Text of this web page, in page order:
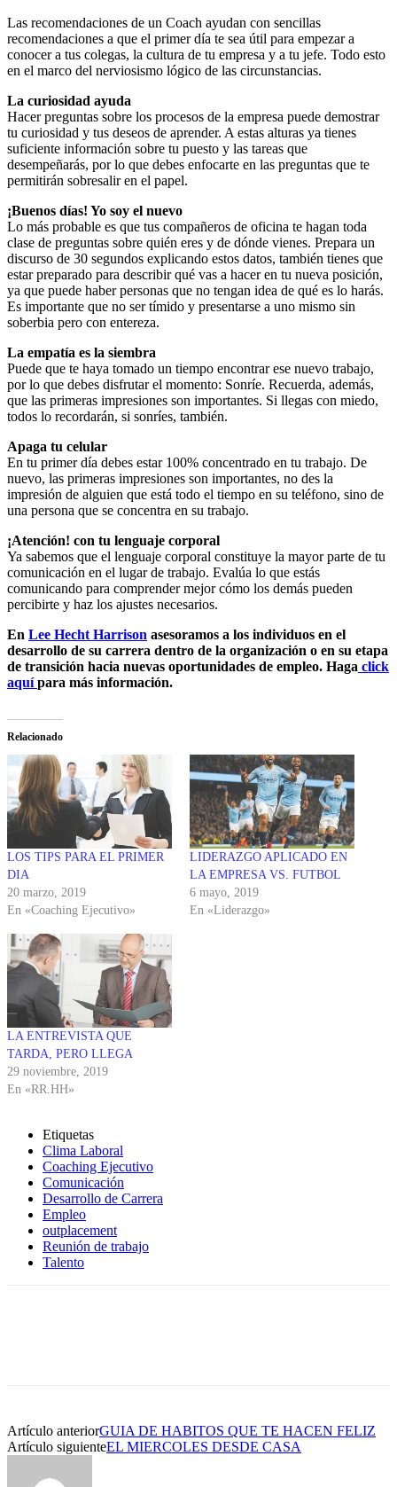
Las recomendaciones de un Coach ayudan con sencillas
recomendaciones a que el primer día te sea útil para empezar a
conocer a tus colegas, la cultura de tu empresa y a tu jefe. Todo esto
en el marco del nerviosismo lógico de las circunstancias.
La curiosidad ayuda
Hacer preguntas sobre los procesos de la empresa puede demostrar
tu curiosidad y tus deseos de aprender. A estas alturas ya tienes
suficiente información sobre tu puesto y las tareas que
desempeñarás, por lo que debes enfocarte en las preguntas que te
permitirán sobresalir en el papel.
¡Buenos días! Yo soy el nuevo
Lo más probable es que tus compañeros de oficina te hagan toda
clase de preguntas sobre quién eres y de dónde vienes. Prepara un
discurso de 30 segundos explicando estos datos, también tienes que
estar preparado para describir qué vas a hacer en tu nueva posición,
ya que puede haber personas que no tengan idea de qué es lo harás.
Es importante que no ser tímido y presentarse a uno mismo sin
soberbia pero con entereza.
La empatía es la siembra
Puede que te haya tomado un tiempo encontrar ese nuevo trabajo,
por lo que debes disfrutar el momento: Sonríe. Recuerda, además,
que las primeras impresiones son importantes. Si llegas con miedo,
todos lo recordarán, si sonríes, también.
Apaga tu celular
En tu primer día debes estar 100% concentrado en tu trabajo. De
nuevo, las primeras impresiones son importantes, no des la
impresión de alguien que está todo el tiempo en su teléfono, sino de
una persona que se concentra en su trabajo.
¡Atención! con tu lenguaje corporal
Ya sabemos que el lenguaje corporal constituye la mayor parte de tu
comunicación en el lugar de trabajo. Evalúa lo que estás
comunicando para comprender mejor cómo los demás pueden
percibirte y haz los ajustes necesarios.
En Lee Hecht Harrison asesoramos a los individuos en el
desarrollo de su carrera dentro de la organización o en su etapa
de transición hacia nuevas oportunidades de empleo. Haga click
aquípara más información.
Relacionado
LOS TIPS PARA EL PRIMER
DIA
20 marzo, 2019
En «Coaching Ejecutivo»
LIDERAZGO APLICADO EN
LA EMPRESA VS. FUTBOL
6 mayo, 2019
En «Liderazgo»
LA ENTREVISTA QUE
TARDA, PERO LLEGA
29 noviembre, 2019
En «RR.HH»
Etiquetas
Clima Laboral
Coaching Ejecutivo
Comunicación
Desarrollo de Carrera
Empleo
outplacement
Reunión de trabajo
Talento
Artículo anteriorGUIA DE HABITOS QUE TE HACEN FELIZ
Artículo siguienteEL MIERCOLES DESDE CASA